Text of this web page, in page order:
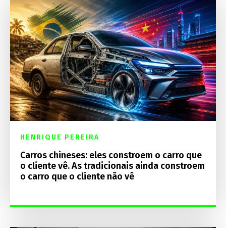
HENRIQUE PEREIRA
Carros chineses: eles constroem o carro que
o cliente vê. As tradicionais ainda constroem
o carro que o cliente não vê